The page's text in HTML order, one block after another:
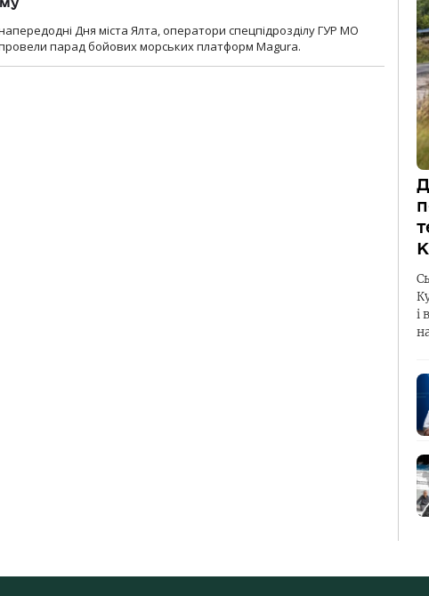
Дня міста Ялта, оператори спецпідрозділу ГУР МО
парад бойових морських платформ Magura.
і